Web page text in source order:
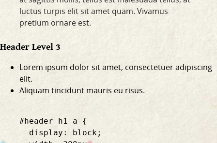
luctus turpis elit sit amet quam. Vivamus
pretium ornare est.
Header Level 3
Lorem ipsum dolor sit amet, consectetuer adipiscing
elit.
Aliquam tincidunt mauris eu risus.
    #header h1 a {
      display: block;